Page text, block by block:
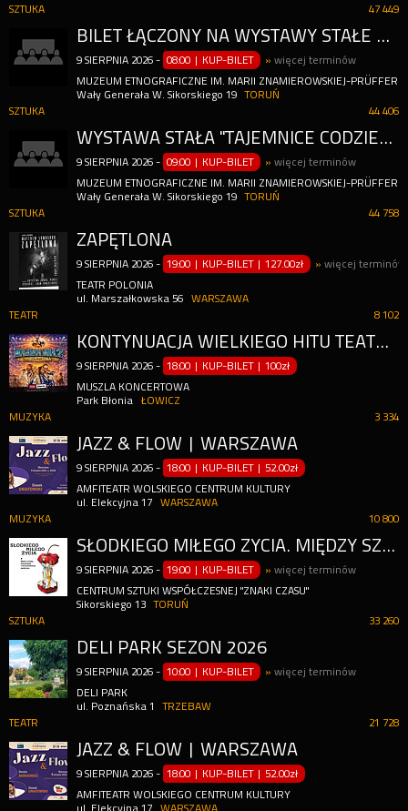
47 449
SZTUKA
BILET ŁĄCZONY NA WYSTAWY STAŁE 2026
9 SIERPNIA 2026 - 08:00 | KUP-BILET »więcej terminów
MUZEUM ETNOGRAFICZNE IM. MARII ZNAMIEROWSKIEJ-
Wały Generała W. Sikorskiego 19
TORUŃ
44 406
SZTUKA
WYSTAWA STAŁA "TAJEMNICE CODZIENNOŚCI. KULTURA LUDOWA I JEJ POGRANICZA OD KUJAW DO BAŁTYKU (1850-1950)" 2026
9 SIERPNIA 2026 - 09:00 | KUP-BILET »więcej terminów
MUZEUM ETNOGRAFICZNE IM. MARII ZNAMIEROWSKIEJ-
Wały Generała W. Sikorskiego 19
TORUŃ
44 758
SZTUKA
ZAPĘTLONA
9 SIERPNIA 2026 - 19:00 | KUP-BILET |127.00zł »więcej terminów
TEATR POLONIA
ul. Marszałkowska 56
WARSZAWA
8 102
TEATR
KONTYNUACJA WIELKIEGO HITU TEATRU VARIETE MUZA
9 SIERPNIA 2026 - 18:00 | KUP-BILET |100zł
MUSZLA KONCERTOWA
Park Błonia
ŁOWICZ
3 334
MUZYKA
JAZZ & FLOW | WARSZAWA
9 SIERPNIA 2026 - 18:00 | KUP-BILET | 52.00zł
AMFITEATR WOLSKIEGO CENTRUM KULTURY
ul. Elekcyjna 17
WARSZAWA
10 800
MUZYKA
SŁODKIEGO MIŁEGO ŻYCIA. MIĘDZY SZTUKĄ, KONSUMPCJĄ I RZECZYWISTOŚCIĄ SPOŁECZNĄ + PARK RZEŹBY
9 SIERPNIA 2026 - 19:00 | KUP-BILET »więcej terminów
CENTRUM SZTUKI WSPÓŁCZESNEJ "ZNAKI CZASU"
Sikorskiego 13
TORUŃ
33 260
SZTUKA
DELI PARK SEZON 2026
9 SIERPNIA 2026 - 10:00 | KUP-BILET »więcej terminów
DELI PARK
ul. Poznańska 1
TRZEBAW
21 728
TEATR
JAZZ & FLOW | WARSZAWA
9 SIERPNIA 2026 - 18:00 | KUP-BILET | 52.00zł
AMFITEATR WOLSKIEGO CENTRUM KULTURY
ul. Elekcyjna 17
WARSZAWA